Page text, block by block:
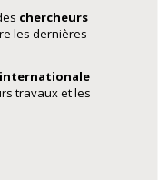
chercheurs
les dernières
travaux et les